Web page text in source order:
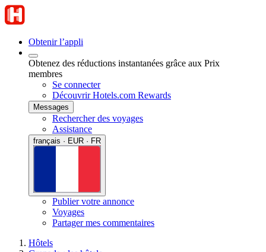
Obtenir l’appli
Obtenez des réductions instantanées grâce aux Prix
membres
Se connecter
Découvrir Hotels.com Rewards
Messages
Rechercher des voyages
Assistance
français · EUR · FR
Publier votre annonce
Voyages
Partager mes commentaires
Hôtels